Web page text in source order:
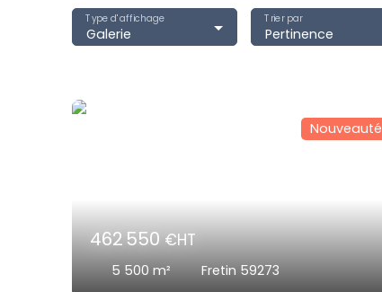
Galerie
Type d'affichage
Pertinence
Trier par
462 550€HT
5 500 m² Fretin 59273
Nouveauté